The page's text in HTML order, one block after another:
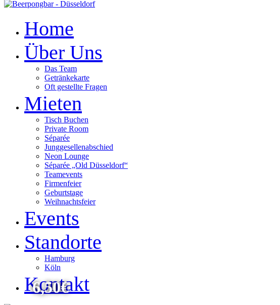
Home
Über Uns
Das Team
Getränkekarte
Oft gestellte Fragen
Mieten
Tisch Buchen
Private Room
Séparée
Junggesellenabschied
Neon Lounge
Séparée „Old Düsseldorf“
Teamevents
Firmenfeier
Geburtstage
Weihnachtsfeier
Events
Standorte
Hamburg
Köln
Kontakt
6,50€